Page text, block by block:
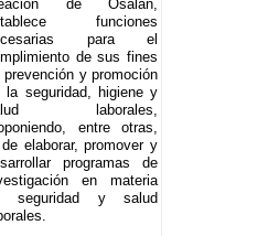
de Osalan,
funciones
para el
de sus fines
prevención y promoción
la seguridad, higiene y
laborales,
entre otras,
de elaborar, promover y
programas de
en materia
seguridad y salud